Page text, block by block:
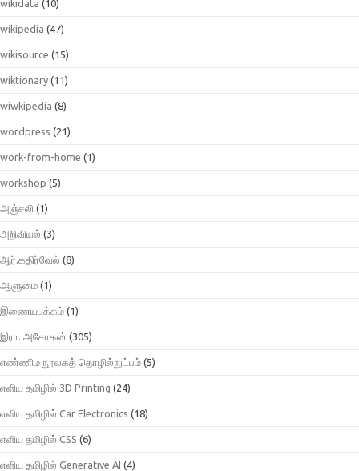
wikidata (10)
wikipedia (47)
wikisource (15)
wiktionary (11)
wiwkipedia (8)
wordpress (21)
work-from-home (1)
workshop (5)
அஞ்சலி (1)
அறிவியல் (3)
ஆர்.கதிர்வேல் (8)
ஆளுமை (1)
இணையபக்கம் (1)
இரா. அசோகன் (305)
எண்ணிம நூலகத் தொழில்நுட்பம் (5)
எளிய தமிழில் 3D Printing (24)
எளிய தமிழில் Car Electronics (18)
எளிய தமிழில் CSS (6)
எளிய தமிழில் Generative AI (4)